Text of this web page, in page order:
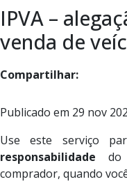
IPVA –
venda de
Compartilhar:
Publicado em 29 nov
Use este serviço
responsabilidade do
comprador, quando